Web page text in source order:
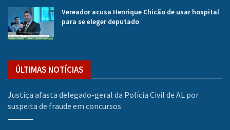
Vereador acusa Henrique Chicão de usar hospital
para se eleger deputado
ÚLTIMAS NOTÍCIAS
Justiça afasta delegado-geral da Polícia Civil de AL por
suspeita de fraude em concursos